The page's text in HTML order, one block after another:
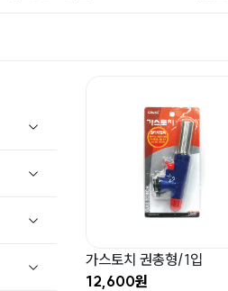
가스토치 권총형/1입
12,600원